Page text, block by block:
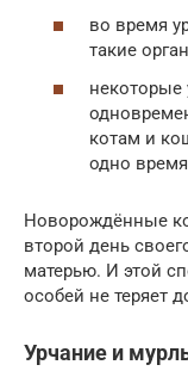
во время
такие
некоторые
котам и
одно
Новорождённые
второй день
матерью. И этой
особей не теряет
Урчание и